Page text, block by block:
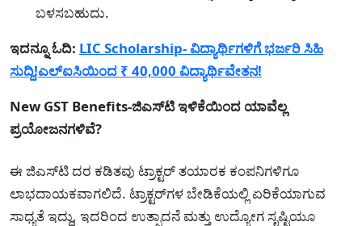
ಬಳಸಬಹುದು.
ಇದನ್ನೂ ಓದಿ: LIC Scholarship- ವಿದ್ಯಾರ್ಥಿಗಳಿಗೆ ಭರ್ಜರಿ ಸಿಹಿ
ಸುದ್ದಿ!ಎಲ್ಐಸಿಯಿಂದ ₹ 40,000 ವಿದ್ಯಾರ್ಥಿವೇತನ!
New GST Benefits-ಜಿಎಸ್‌ಟಿ ಇಳಿಕೆಯಿಂದ ಯಾವೆಲ್ಲ
ಪ್ರಯೋಜನಗಳಿವೆ?
ಈ ಜಿಎಸ್‌ಟಿ ದರ ಕಡಿತವು ಟ್ರಾಕ್ಟರ್ ತಯಾರಕ ಕಂಪನಿಗಳಿಗೂ
ಲಾಭದಾಯಕವಾಗಲಿದೆ. ಟ್ರಾಕ್ಟರ್‌ಗಳ ಬೇಡಿಕೆಯಲ್ಲಿ ಏರಿಕೆಯಾಗುವ
ಸಾಧ್ಯತೆ ಇದ್ದು, ಇದರಿಂದ ಉತ್ಪಾದನೆ ಮತ್ತು ಉದ್ಯೋಗ ಸೃಷ್ಟಿಯೂ